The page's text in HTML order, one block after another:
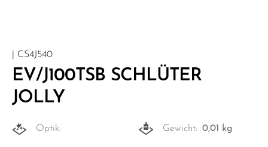
| CS4J540
EV/J100TSB SCHLÜTER
JOLLY
Optik: Gewicht: 0,01 kg